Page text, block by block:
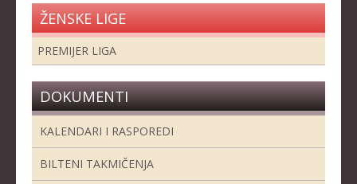
JUNIORI
JUNIORKE
KADETI
KADETKINJE
MLAĐI KADETI
MLAĐE KADETKINJE
NAJMLAĐI KADETI
ŽENSKE LIGE
PREMIJER LIGA
DOKUMENTI
KALENDARI I RASPOREDI
BILTENI TAKMIČENJA